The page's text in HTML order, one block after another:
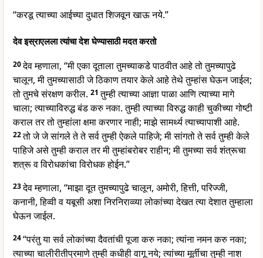
“करडू त्याच्या आईच्या दुधात शिजवून खाऊ नये.”
देव इस्राएलला त्यांचा देश घेण्यासाठी मदत करतो
20देव म्हणाला, “मी एका दूताला तुमच्याकडे पाठवीत आहे तो तुमच्यापुढे
चालून, मी तुमच्यासाठी जे ठिकाण तयार केले आहे तेथे तुम्हांस घेऊन जाईल;
तो तुमचे संरक्षण करील. 21तुम्ही त्याच्या आज्ञा पाळा आणि त्याच्या मागे
चाला; त्याच्याविरुद्ध बंड करु नका. तुम्ही त्याच्या विरुद्ध काही चुकीच्या गोष्टी
कराल तर तो तुम्हांला क्षमा करणार नाही; माझे सामर्थ्य त्याच्यापाशी आहे.
22तो जे जे सांगले ते ते सर्व तुम्ही ऐकले पाहिजे; मी सांगतो ते सर्व तुम्ही केले
पाहिजे असे तुम्ही कराल तर मी तुम्हांबरोबर राहीन; मी तुमच्या सर्व शंत्रूचा
शत्रू व विरोधकांचा विरोधक होईन.”
23देव म्हणाला, “माझा दूत तुमच्यापुढे चालून, अमोरी, हित्ती, परिज्जी,
कनानी, हिव्वी व यबूसी अशा निरनिराव्व्या लोकांच्या देखत त्या देशात तुम्हाला
घेऊन जाईल.
24“परंतु या सर्व लोकांच्या दैवतांची पूजा करु नका; त्यांना नमन करु नका;
त्याच्या चालीरीतीप्रमाणे तुम्ही कधीही वागू नये; त्यांच्या मूर्तीचा तुम्ही नाश